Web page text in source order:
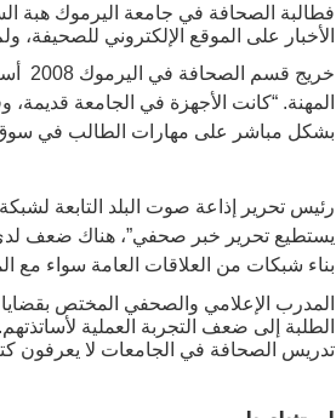
فطالبة الصحافة في جامعة اليرموك هبة
الأخبار على الموقع الإلكتروني للصحيفة،
المهنة. “كانت الأجهزة في الجامعة
بشكل مباشر على مهارات الطالب في
رئيس تحرير إذاعة صوت البلد التابعة
يستطيع تحرير خبر صحفي”، هناك ضعف لدى
بناء شبكات من العلاقات العامة سواء مع
المدرب الإعلامي والصحفي المختص
الطلبة إلى ضعف التجربة العملية
تدريس الصحافة في الجامعات لا يعرفون